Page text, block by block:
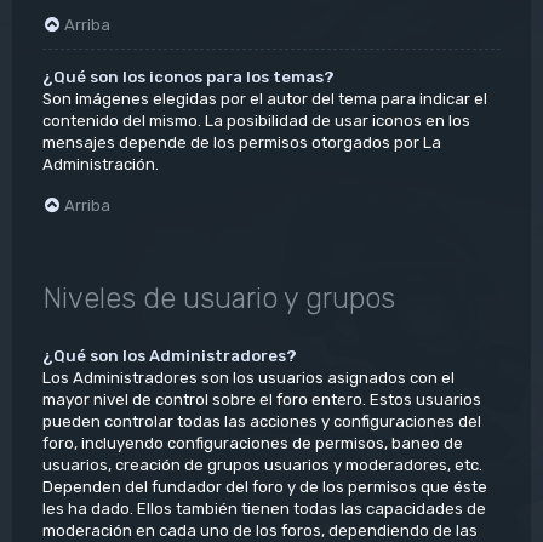
Arriba
¿Qué son los iconos para los temas?
Son imágenes elegidas por el autor del tema para indicar el
contenido del mismo. La posibilidad de usar iconos en los
mensajes depende de los permisos otorgados por La
Administración.
Arriba
Niveles de usuario y grupos
¿Qué son los Administradores?
Los Administradores son los usuarios asignados con el
mayor nivel de control sobre el foro entero. Estos usuarios
pueden controlar todas las acciones y configuraciones del
foro, incluyendo configuraciones de permisos, baneo de
usuarios, creación de grupos usuarios y moderadores, etc.
Dependen del fundador del foro y de los permisos que éste
les ha dado. Ellos también tienen todas las capacidades de
moderación en cada uno de los foros, dependiendo de las